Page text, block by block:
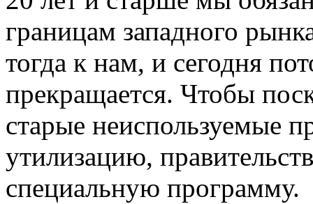
границам западного
тогда к нам, и сегодня
прекращается. Чтобы
старые неиспользуемые
утилизацию,
специальную программу.